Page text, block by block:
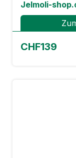
Jelmoli-
CHF139